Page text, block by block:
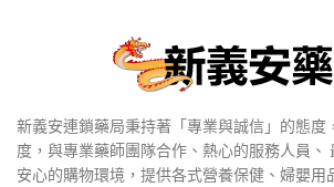
新義安連鎖藥局秉持著「專業與誠信」的態度
度，與專業藥師團隊合作、熱心的服務人員、
安心的購物環境，提供各式營養保健、婦嬰用